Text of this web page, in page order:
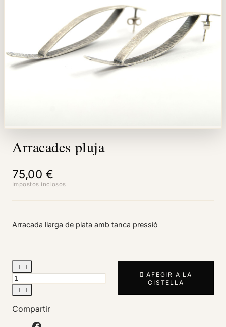
Arracades pluja
75,00 €
Impostos inclosos
Arracada llarga de plata amb tanca pressió
 
 
 AFEGIR A LA
CISTELLA
Compartir